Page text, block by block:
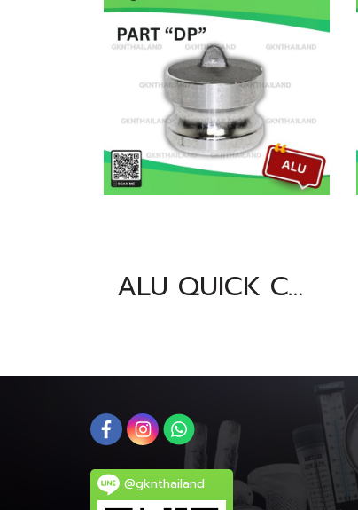
ALU QUICK COUPLING PART "DP" SIZE : 3"
@gknthailand